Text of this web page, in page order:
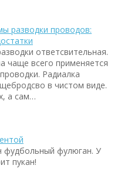
разводки проводов:
ответсвительная.
чаще всего применяется
Радиалка
в чистом виде.
а сам…
фудбольный фулюган. У
пукан!